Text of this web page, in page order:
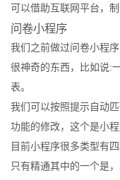
可以借助互联网平台，
问卷小程序
我们之前做过问卷小程
很神奇的东西，比如说:
表。
我们可以按照提示自动
功能的修改，这个是小
目前小程序很多类型有
只有精通其中的一个是